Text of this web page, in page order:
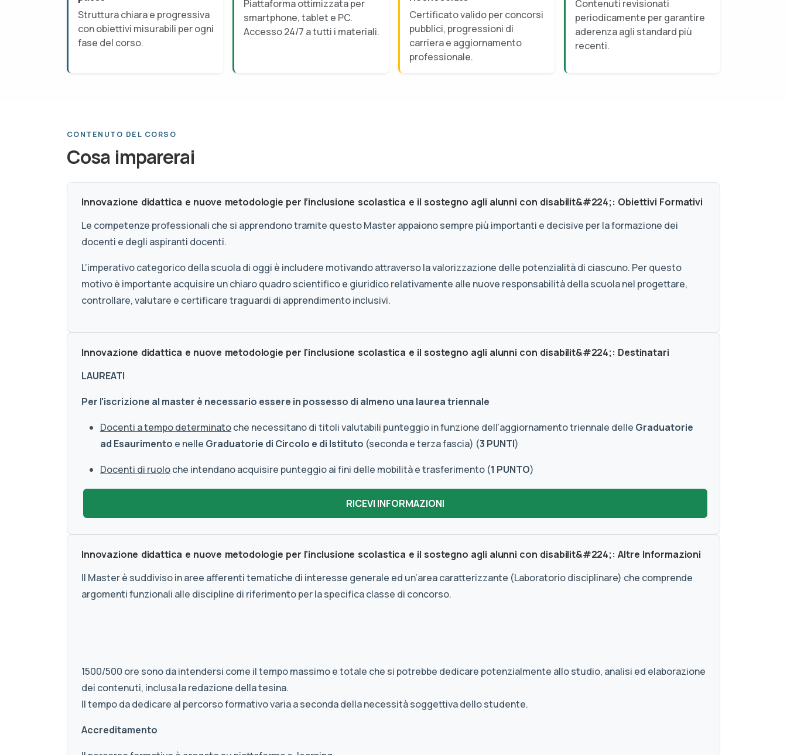
Struttura chiara e progressiva
con obiettivi misurabili per ogni
fase del corso.
Piattaforma ottimizzata per
smartphone, tablet e PC.
Accesso 24/7 a tutti i materiali.
Certificato valido per concorsi
pubblici, progressioni di
carriera e aggiornamento
professionale.
Contenuti revisionati
periodicamente per garantire
aderenza agli standard più
recenti.
CONTENUTO DEL CORSO
Cosa imparerai
Innovazione didattica e nuove metodologie per l’inclusione scolastica e il sostegno agli alunni con disabilit&#224;: Obiettivi Formativi
Le competenze professionali che si apprendono tramite questo Master appaiono sempre più importanti e decisive per la formazione dei
docenti e degli aspiranti docenti.
L’imperativo categorico della scuola di oggi è includere motivando attraverso la valorizzazione delle potenzialità di ciascuno. Per questo
motivo è importante acquisire un chiaro quadro scientifico e giuridico relativamente alle nuove responsabilità della scuola nel progettare,
controllare, valutare e certificare traguardi di apprendimento inclusivi.
Innovazione didattica e nuove metodologie per l’inclusione scolastica e il sostegno agli alunni con disabilit&#224;: Destinatari
LAUREATI
Per l'iscrizione al master è necessario essere in possesso di almeno una laurea triennale
Docenti a tempo determinatoche necessitano di titoli valutabili punteggio in funzione dell'aggiornamento triennale delle Graduatorie
ad Esaurimento e nelle Graduatorie di Circolo e di Istituto (seconda e terza fascia) (3 PUNTI)
Docenti di ruoloche intendano acquisire punteggio ai fini delle mobilità e trasferimento (1 PUNTO)
Innovazione didattica e nuove metodologie per l’inclusione scolastica e il sostegno agli alunni con disabilit&#224;: Altre Informazioni
Il Master è suddiviso in aree afferenti tematiche di interesse generale ed un’area caratterizzante (Laboratorio disciplinare) che comprende
argomenti funzionali alle discipline di riferimento per la specifica classe di concorso.
1500/500 ore sono da intendersi come il tempo massimo e totale che si potrebbe dedicare potenzialmente allo studio, analisi ed elaborazione
dei contenuti, inclusa la redazione della tesina.
Il tempo da dedicare al percorso formativo varia a seconda della necessità soggettiva dello studente.
Accreditamento